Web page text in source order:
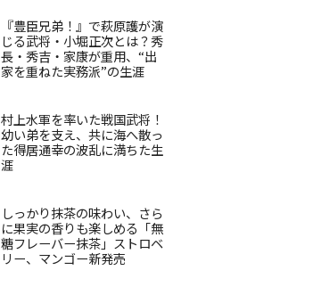
『豊臣兄弟！』で萩原護が演
じる武将・小堀正次とは？秀
長・秀吉・家康が重用、“出
家を重ねた実務派”の生涯
村上水軍を率いた戦国武将！
幼い弟を支え、共に海へ散っ
た得居通幸の波乱に満ちた生
涯
しっかり抹茶の味わい、さら
に果実の香りも楽しめる「無
糖フレーバー抹茶」ストロベ
リー、マンゴー新発売